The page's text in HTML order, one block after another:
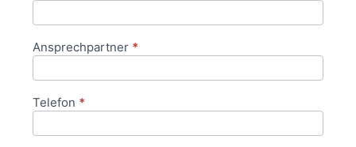
Ansprechpartner *
Telefon *